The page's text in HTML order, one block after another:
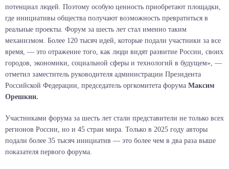
потенциал людей. Поэтому особую ценность приобретают площадки,
где инициативы общества получают возможность превратиться в
реальные проекты. Форум за шесть лет стал именно таким
механизмом. Более 120 тысяч идей, которые подали участники за все
время, — это отражение того, как люди видят развитие России, своих
городов, экономики, социальной сферы и технологий в будущем», —
отметил заместитель руководителя администрации Президента
Российской Федерации, председатель оргкомитета форума Максим
Орешкин.
Участниками форума за шесть лет стали представители не только всех
регионов России, но и 45 стран мира. Только в 2025 году авторы
подали более 35 тысяч инициатив — это более чем в два раза выше
показателя первого форума.